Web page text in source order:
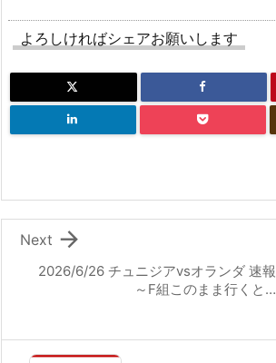
よろしければシェアお願いします
2026/6/26 チュニジアvsオランダ 速報
～F組このまま行くと…

Next